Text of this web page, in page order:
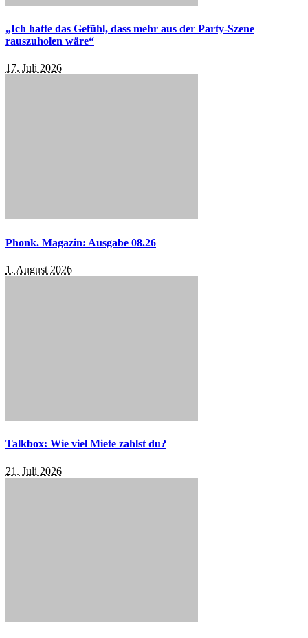
„Ich hatte das Gefühl, dass mehr aus der Party-Szene
rauszuholen wäre“
17. Juli 2026
Phonk. Magazin: Ausgabe 08.26
1. August 2026
Talkbox: Wie viel Miete zahlst du?
21. Juli 2026